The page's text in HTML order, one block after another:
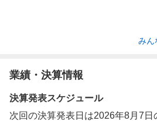
みん
業績・決算情報
決算発表スケジュール
次回の決算発表日は2026年8月7日